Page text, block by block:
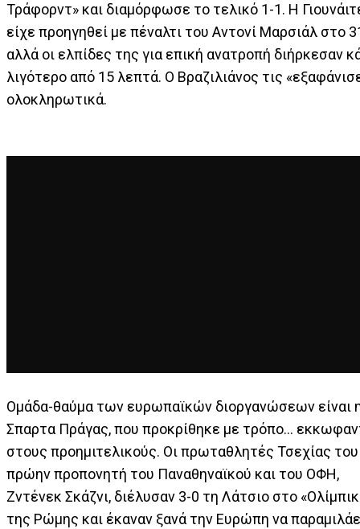
Τράφορντ» και διαμόρφωσε το τελικό 1-1. Η
είχε προηγηθεί με πέναλτι του Αντονί Μαρσιάλ στο
αλλά οι ελπίδες της για επική ανατροπή διήρκεσαν
λιγότερο από 15 λεπτά. Ο Βραζιλιάνος τις
ολοκληρωτικά.
Ομάδα-θαύμα των ευρωπαϊκών διοργανώσεων είναι
Σπαρτα Πράγας, που προκρίθηκε με τρόπο...
στους προημιτελικούς. Οι πρωταθλητές Τσεχίας του
πρώην προπονητή του Παναθηναϊκού και του ΟΦΗ,
Ζντένεκ Σκάζνι, διέλυσαν 3-0 τη Λάτσιο στο
της Ρώμης και έκαναν ξανά την Ευρώπη να